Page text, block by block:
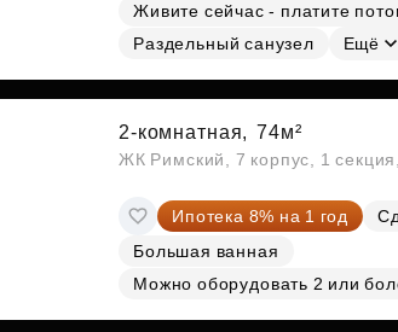
Живите сейчас - платите
Раздельный санузел
Ещё
2-комнатная, 74м²
ЖК Римский, 7 корпус, 1
Ипотека 8% на 1 год
Большая ванная
Можно оборудовать 2 или